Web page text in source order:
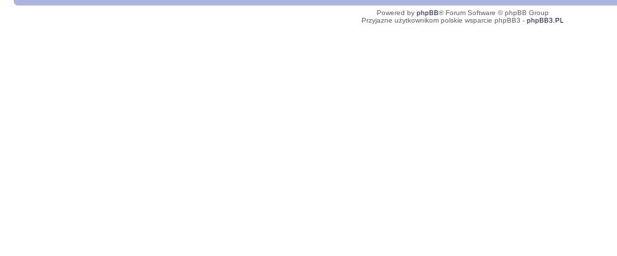
Powered by phpBB® Forum Software © phpBB Group
Przyjazne użytkownikom polskie wsparcie phpBB3 - phpBB3.PL